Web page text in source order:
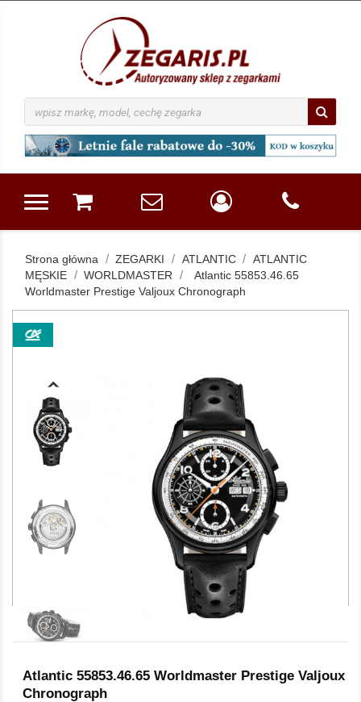
Strona główna ZEGARKI ATLANTIC
ATLANTIC
MĘSKIE
WORLDMASTER
Atlantic 55853.46.65
Worldmaster Prestige Valjoux Chronograph
Atlantic 55853.46.65 Worldmaster Prestige Valjoux
Chronograph